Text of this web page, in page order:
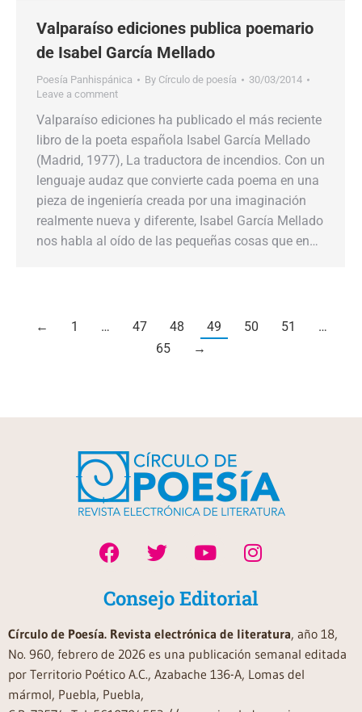
Valparaíso ediciones publica poemario
de Isabel García Mellado
Poesía Panhispánica By Círculo de poesía
30/03/2014
Leave a comment
Valparaíso ediciones ha publicado el más reciente
libro de la poeta española Isabel García Mellado
(Madrid, 1977), La traductora de incendios. Con un
lenguaje audaz que convierte cada poema en una
pieza de ingeniería creada por una imaginación
realmente nueva y diferente, Isabel García Mellado
nos habla al oído de las pequeñas cosas que en…
← 1 … 47 48 49 50 51
…
65
→
Consejo Editorial
Círculo de Poesía. Revista electrónica de literatura, año 18,
No. 960, febrero de 2026 es una publicación semanal editada
por Territorio Poético A.C., Azabache 136-A, Lomas del
mármol, Puebla, Puebla,